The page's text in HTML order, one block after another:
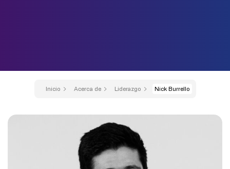
Inicio Acerca de Liderazgo Nick Burrello